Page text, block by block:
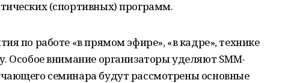
(спортивных) программ.
по работе «в прямом эфире», «в кадре», технике
Особое внимание организаторы уделяют SMM-
семинара будут рассмотрены основные